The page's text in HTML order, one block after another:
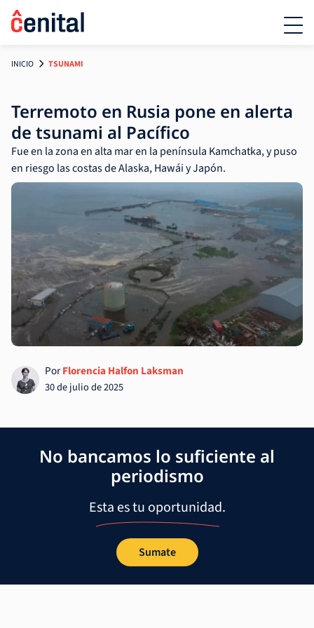
INICIO TSUNAMI
Terremoto en Rusia pone en alerta
de tsunami al Pacífico
Fue en la zona en alta mar en la península Kamchatka, y puso
en riesgo las costas de Alaska, Hawái y Japón.
PorFlorencia Halfon Laksman
30 de julio de 2025
No bancamos lo suficiente al
periodismo
Esta es tu oportunidad.
Sumate